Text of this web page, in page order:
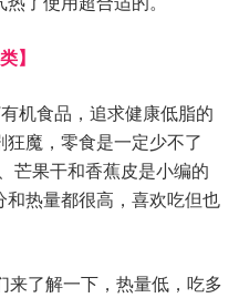
】
机食品，追求健康低脂的
魔，零食是一定少不了
芒果干和香蕉皮是小编的
热量都很高，喜欢吃但也
来了解一下，热量低，吃多